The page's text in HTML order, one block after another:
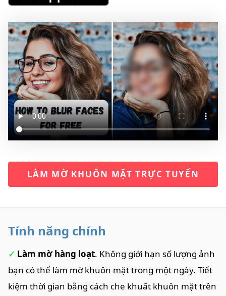
LÀM MỜ KHUÔN MẶT TRỰC TUYẾN
Tính năng chính
✓ Làm mờ hàng loạt. Không giới hạn số lượng ảnh
bạn có thể làm mờ khuôn mặt trong một ngày. Tiết
kiệm thời gian bằng cách che khuất khuôn mặt trên